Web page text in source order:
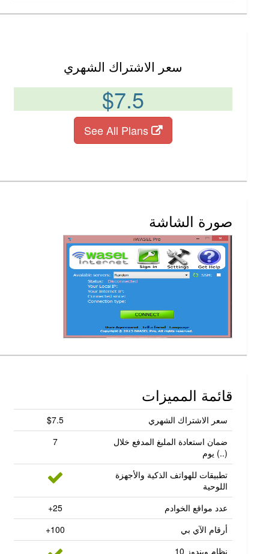
سعر الاشتراك الشهري
$7.5
See All Plans
صورة الشاشة
قائمة المميزات
سعر الاشتراك الشهري
$7.5
ضمان استعادة الملبغ المدفع خلال
(..) يوم
7
تطبيقات للهواتف الذكية والأجهزة
اللوحية
عدد مواقع الخوادم
25+
أرقام الآي بي
100+
نظام ويندوز 10